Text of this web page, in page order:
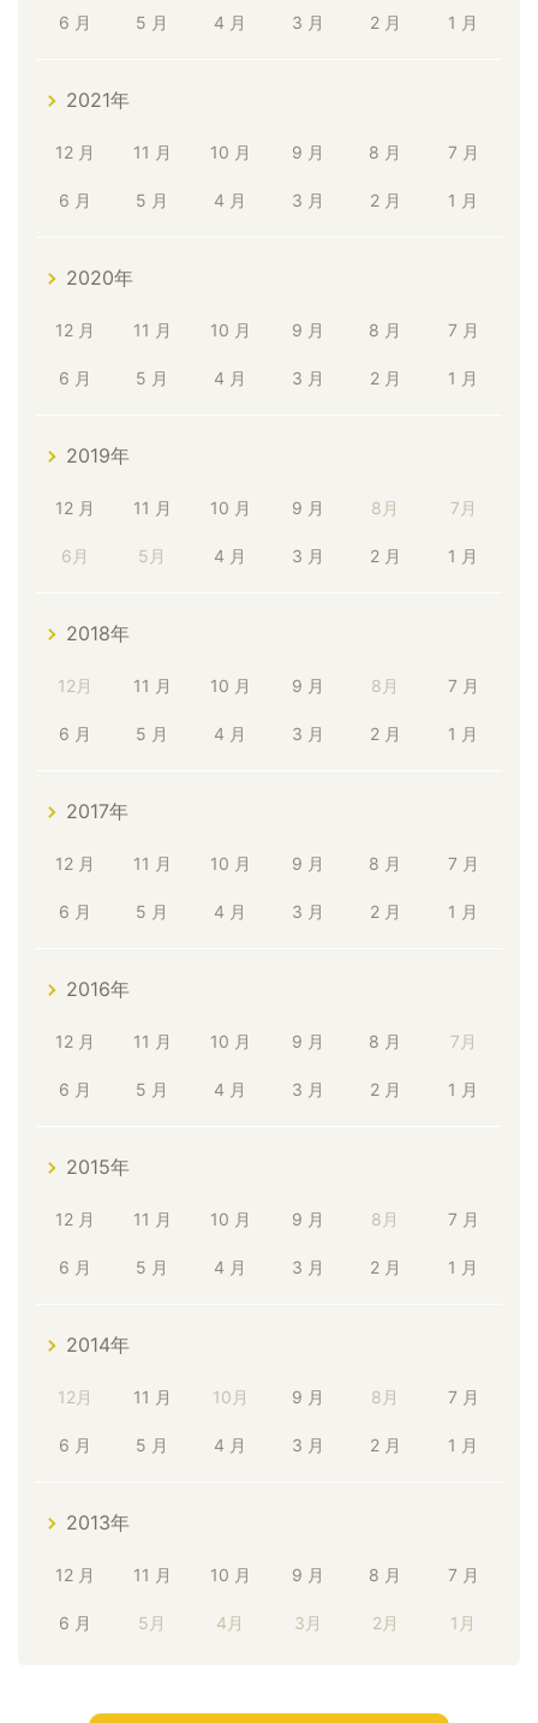
6 月 5 月 4 月 3 月 2 月 1 月
2021年
12 月 11 月 10 月 9 月 8 月 7 月
6 月 5 月 4 月 3 月 2 月 1 月
2020年
12 月 11 月 10 月 9 月 8 月 7 月
6 月 5 月 4 月 3 月 2 月 1 月
2019年
12 月 11 月 10 月 9 月 8月 7月
6月 5月 4 月 3 月 2 月 1 月
2018年
12月 11 月 10 月 9 月 8月 7 月
6 月 5 月 4 月 3 月 2 月 1 月
2017年
12 月 11 月 10 月 9 月 8 月 7 月
6 月 5 月 4 月 3 月 2 月 1 月
2016年
12 月 11 月 10 月 9 月 8 月 7月
6 月 5 月 4 月 3 月 2 月 1 月
2015年
12 月 11 月 10 月 9 月 8月 7 月
6 月 5 月 4 月 3 月 2 月 1 月
2014年
12月 11 月 10月 9 月 8月 7 月
6 月 5 月 4 月 3 月 2 月 1 月
2013年
12 月 11 月 10 月 9 月 8 月 7 月
6 月 5月 4月 3月 2月 1月